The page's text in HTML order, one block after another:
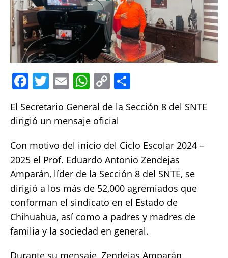
F
c
e
b
o
o
k
T
w
it
te
r
E
ai
l
W
h
at
s
A
p
p
C
o
p
y
Li
n
k
a
El Secretario General de la Sección 8 del SNTE
dirigió un mensaje oficial
Con motivo del inicio del Ciclo Escolar 2024 –
2025 el Prof. Eduardo Antonio Zendejas
Amparán, líder de la Sección 8 del SNTE, se
dirigió a los más de 52,000 agremiados que
conforman el sindicato en el Estado de
Chihuahua, así como a padres y madres de
familia y la sociedad en general.